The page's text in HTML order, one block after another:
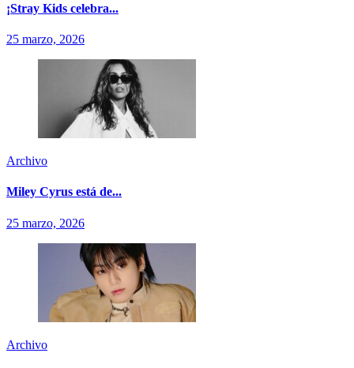
¡Stray Kids celebra...
25 marzo, 2026
Archivo
Miley Cyrus está de...
25 marzo, 2026
Archivo